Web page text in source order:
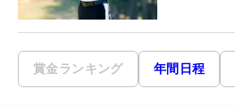
賞金ランキング 年間日程